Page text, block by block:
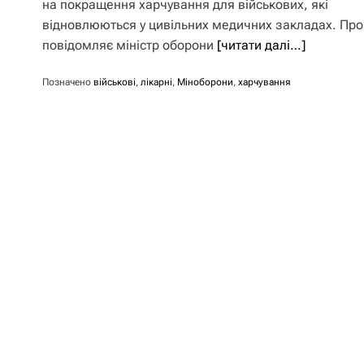
на покращення харчування для військових, які
відновлюються у цивільних медичних закладах.
повідомляє міністр оборони [читати далі…]
Позначено військові, лікарні, Міноборони, харчування